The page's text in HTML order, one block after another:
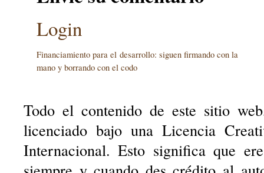
Login
Financiamiento para el desarrollo: siguen firmando con la
mano y borrando con el codo
Todo el contenido de este sitio
licenciado bajo una Licencia
Internacional. Esto significa que